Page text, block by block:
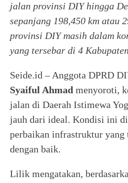
jalan provinsi DIY hingga
sepanjang 198,450 km atau
provinsi DIY masih dalam
yang tersebar di 4
Seide.id – Anggota DPRD
Syaiful Ahmad menyoroti,
jalan di Daerah Istimewa
jauh dari ideal. Kondisi ini
perbaikan infrastruktur yang
dengan baik.
Lilik mengatakan,